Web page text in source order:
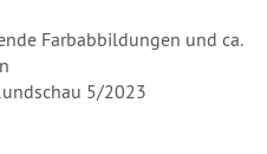
Farbabbildungen und ca.
5/2023